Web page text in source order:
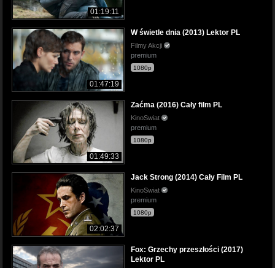
01:19:11
01:47:19
W świetle dnia (2013) Lektor PL
Filmy Akcji
premium
1080p
01:49:33
Zaćma (2016) Cały film PL
KinoSwiat
premium
1080p
02:02:37
Jack Strong (2014) Cały Film PL
KinoSwiat
premium
1080p
Fox: Grzechy przeszłości (2017)
Lektor PL